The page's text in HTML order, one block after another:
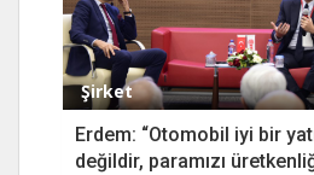
Şirket
Erdem: “Otomobil iyi bir
değildir, paramızı